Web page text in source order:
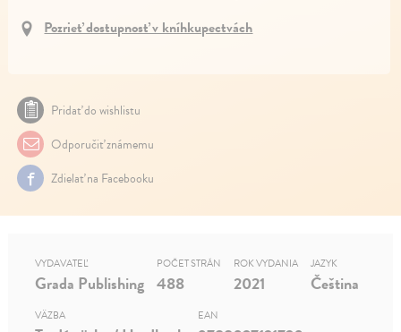
Pozrieť dostupnosť v kníhkupectvách
Pridať do wishlistu
Odporučiť známemu
Zdielať na Facebooku
VYDAVATEĽ
Grada Publishing
POČET STRÁN
488
ROK VYDANIA
2021
JAZYK
Čeština
VÄZBA EAN